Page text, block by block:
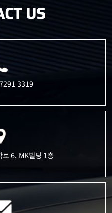
US
3319
로 6, MK빌딩 1층